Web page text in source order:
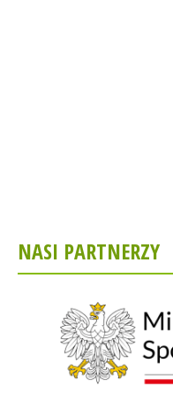
NASI PARTNERZY